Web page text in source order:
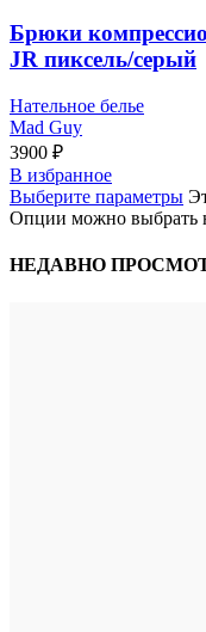
Брюки
JR пиксель/серый
Нательное белье
Mad Guy
3900 ₽
В избранное
Выберите параметры
Опции можно выбрать
НЕДАВНО